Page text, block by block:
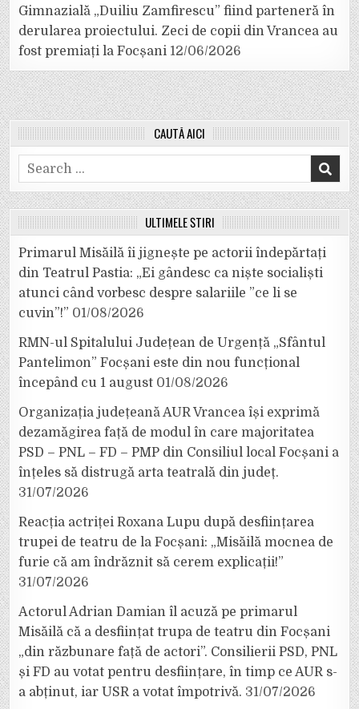
Gimnazială „Duiliu Zamfirescu” fiind parteneră în
derularea proiectului. Zeci de copii din Vrancea au
fost premiați la Focșani 12/06/2026
CAUTĂ AICI
Search
for:
ULTIMELE ȘTIRI
Primarul Misăilă îi jignește pe actorii îndepărtați
din Teatrul Pastia: „Ei gândesc ca niște socialiști
atunci când vorbesc despre salariile ”ce li se
cuvin”!” 01/08/2026
RMN-ul Spitalului Județean de Urgență „Sfântul
Pantelimon” Focșani este din nou funcțional
începând cu 1 august 01/08/2026
Organizația județeană AUR Vrancea își exprimă
dezamăgirea față de modul în care majoritatea
PSD – PNL – FD – PMP din Consiliul local Focșani a
înțeles să distrugă arta teatrală din județ.
31/07/2026
Reacția actriței Roxana Lupu după desființarea
trupei de teatru de la Focșani: „Misăilă mocnea de
furie că am îndrăznit să cerem explicații!”
31/07/2026
Actorul Adrian Damian îl acuză pe primarul
Misăilă că a desființat trupa de teatru din Focșani
„din răzbunare față de actori”. Consilierii PSD, PNL
și FD au votat pentru desființare, în timp ce AUR s-
a abținut, iar USR a votat împotrivă. 31/07/2026